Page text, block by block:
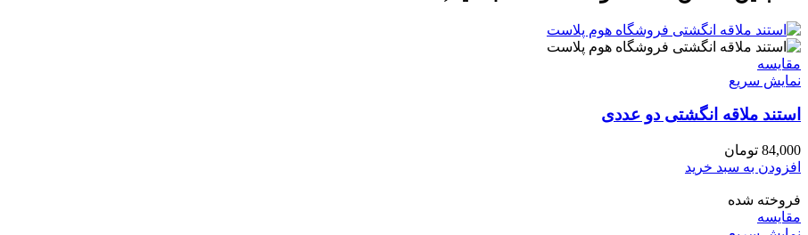
مقايسه
نمایش سریع
استند ملاقه انگشتی دو عددی
84,000 تومان
افزودن به سبد خرید
فروخته شده
مقايسه